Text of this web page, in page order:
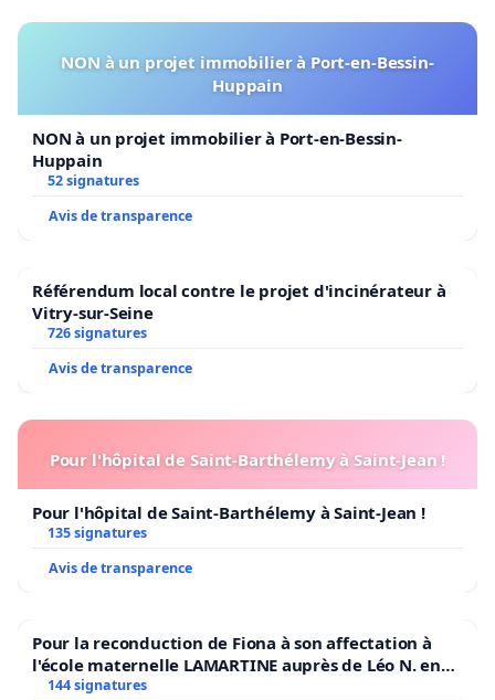
NON à un projet immobilier à Port-en-Bessin-
Huppain
NON à un projet immobilier à Port-en-Bessin-
Huppain
52 signatures
Avis de transparence
Référendum local contre le projet d'incinérateur à
Vitry-sur-Seine
726 signatures
Avis de transparence
Pour l'hôpital de Saint-Barthélemy à Saint-Jean !
Pour l'hôpital de Saint-Barthélemy à Saint-Jean !
135 signatures
Avis de transparence
Pour la reconduction de Fiona à son affectation à
l'école maternelle LAMARTINE auprès de Léo N. en
2026/2027
144 signatures